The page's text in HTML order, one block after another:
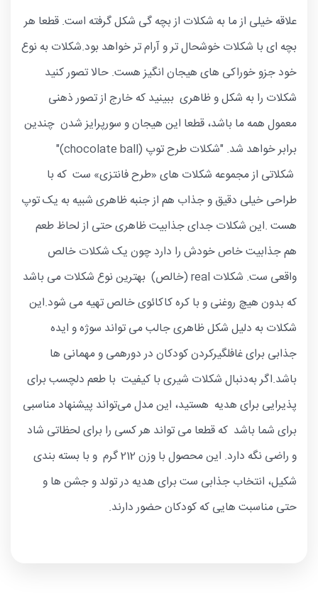
علاقه خیلی از ما به شکلات از بچه گی شکل گرفته است. قطعا هر
بچه ای با شکلات خوشحال تر و آرام تر خواهد بود.شکلات به نوع
خود جزو خوراکی های هیجان انگیز هست. حالا تصور کنید
شکلات را به شکل و ظاهری ببینید که خارج از تصور ذهنی
معمول همه ما باشد، قطعا این هیجان و سورپرایز شدن چندین
برابر خواهد شد. "شکلات طرح توپ (chocolate ball)"
شکلاتی از مجموعه شکلات های «طرح فانتزی» ست که با
طراحی خیلی دقیق و جذاب هم از جنبه ظاهری شبیه به یک توپ
هست .این شکلات جدای جذابیت ظاهری حتی از لحاظ طعم
هم جذابیت خاص خودش را دارد چون یک شکلات خالص
واقعی ست. شکلات real (خالص) بهترین نوع شکلات می باشد
که بدون هیچ روغنی و با کره کاکائوی خالص تهیه می شود.این
شکلات به دلیل شکل ظاهری جالب می تواند سوژه و ایده
جذابی برای غافلگیرکردن کودکان در دورهمی و مهمانی ها
باشد.اگر به‌دنبال شکلات شیری با کیفیت با طعم دلچسب برای
پذیرایی برای هدیه هستید، این مدل می‌تواند پیشنهاد مناسبی
برای شما باشد که قطعا می تواند هر کسی را برای لحظاتی شاد
و راضی نگه دارد. این محصول با وزن 212 گرم و با بسته بندی
شکیل، انتخاب جذابی ست برای هدیه در تولد و جشن ها و
حتی مناسبت هایی که کودکان حضور دارند.